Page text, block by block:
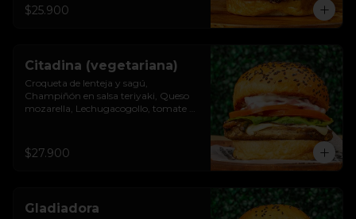
$25.900
Citadina (vegetariana)
Croqueta de lenteja y sagú,
Champiñón en salsa teriyaki, Queso
mozarella, Lechugacogollo, tomate
$27.900
Gladiadora